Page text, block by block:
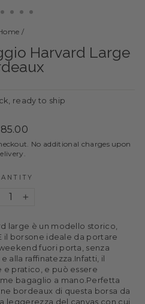
/
Harvard Large
ready to ship
No additional charges upon
large è un modello storico,
il borsone ideale da portare
fuori porta, senza
alla raffinatezza.Infatti, il
pratico, e può essere
bagaglio a mano.Perfetta
bordeaux di questa borsa da
leggerezza del canvas con cui